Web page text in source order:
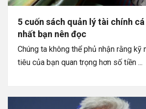
5 cuốn sách quản lý tài chính
nhất bạn nên đọc
Chúng ta không thể phủ nhận rằng kỹ
tiêu của bạn quan trọng hơn số tiền ...